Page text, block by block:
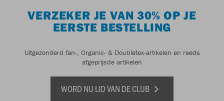
VERZEKER JE VAN 30% OP JE
EERSTE BESTELLING
Uitgezonderd fan-, Organic- & Doubletex-artikelen en reeds
afgeprijsde artikelen
WORD NU LID VAN DE CLUB